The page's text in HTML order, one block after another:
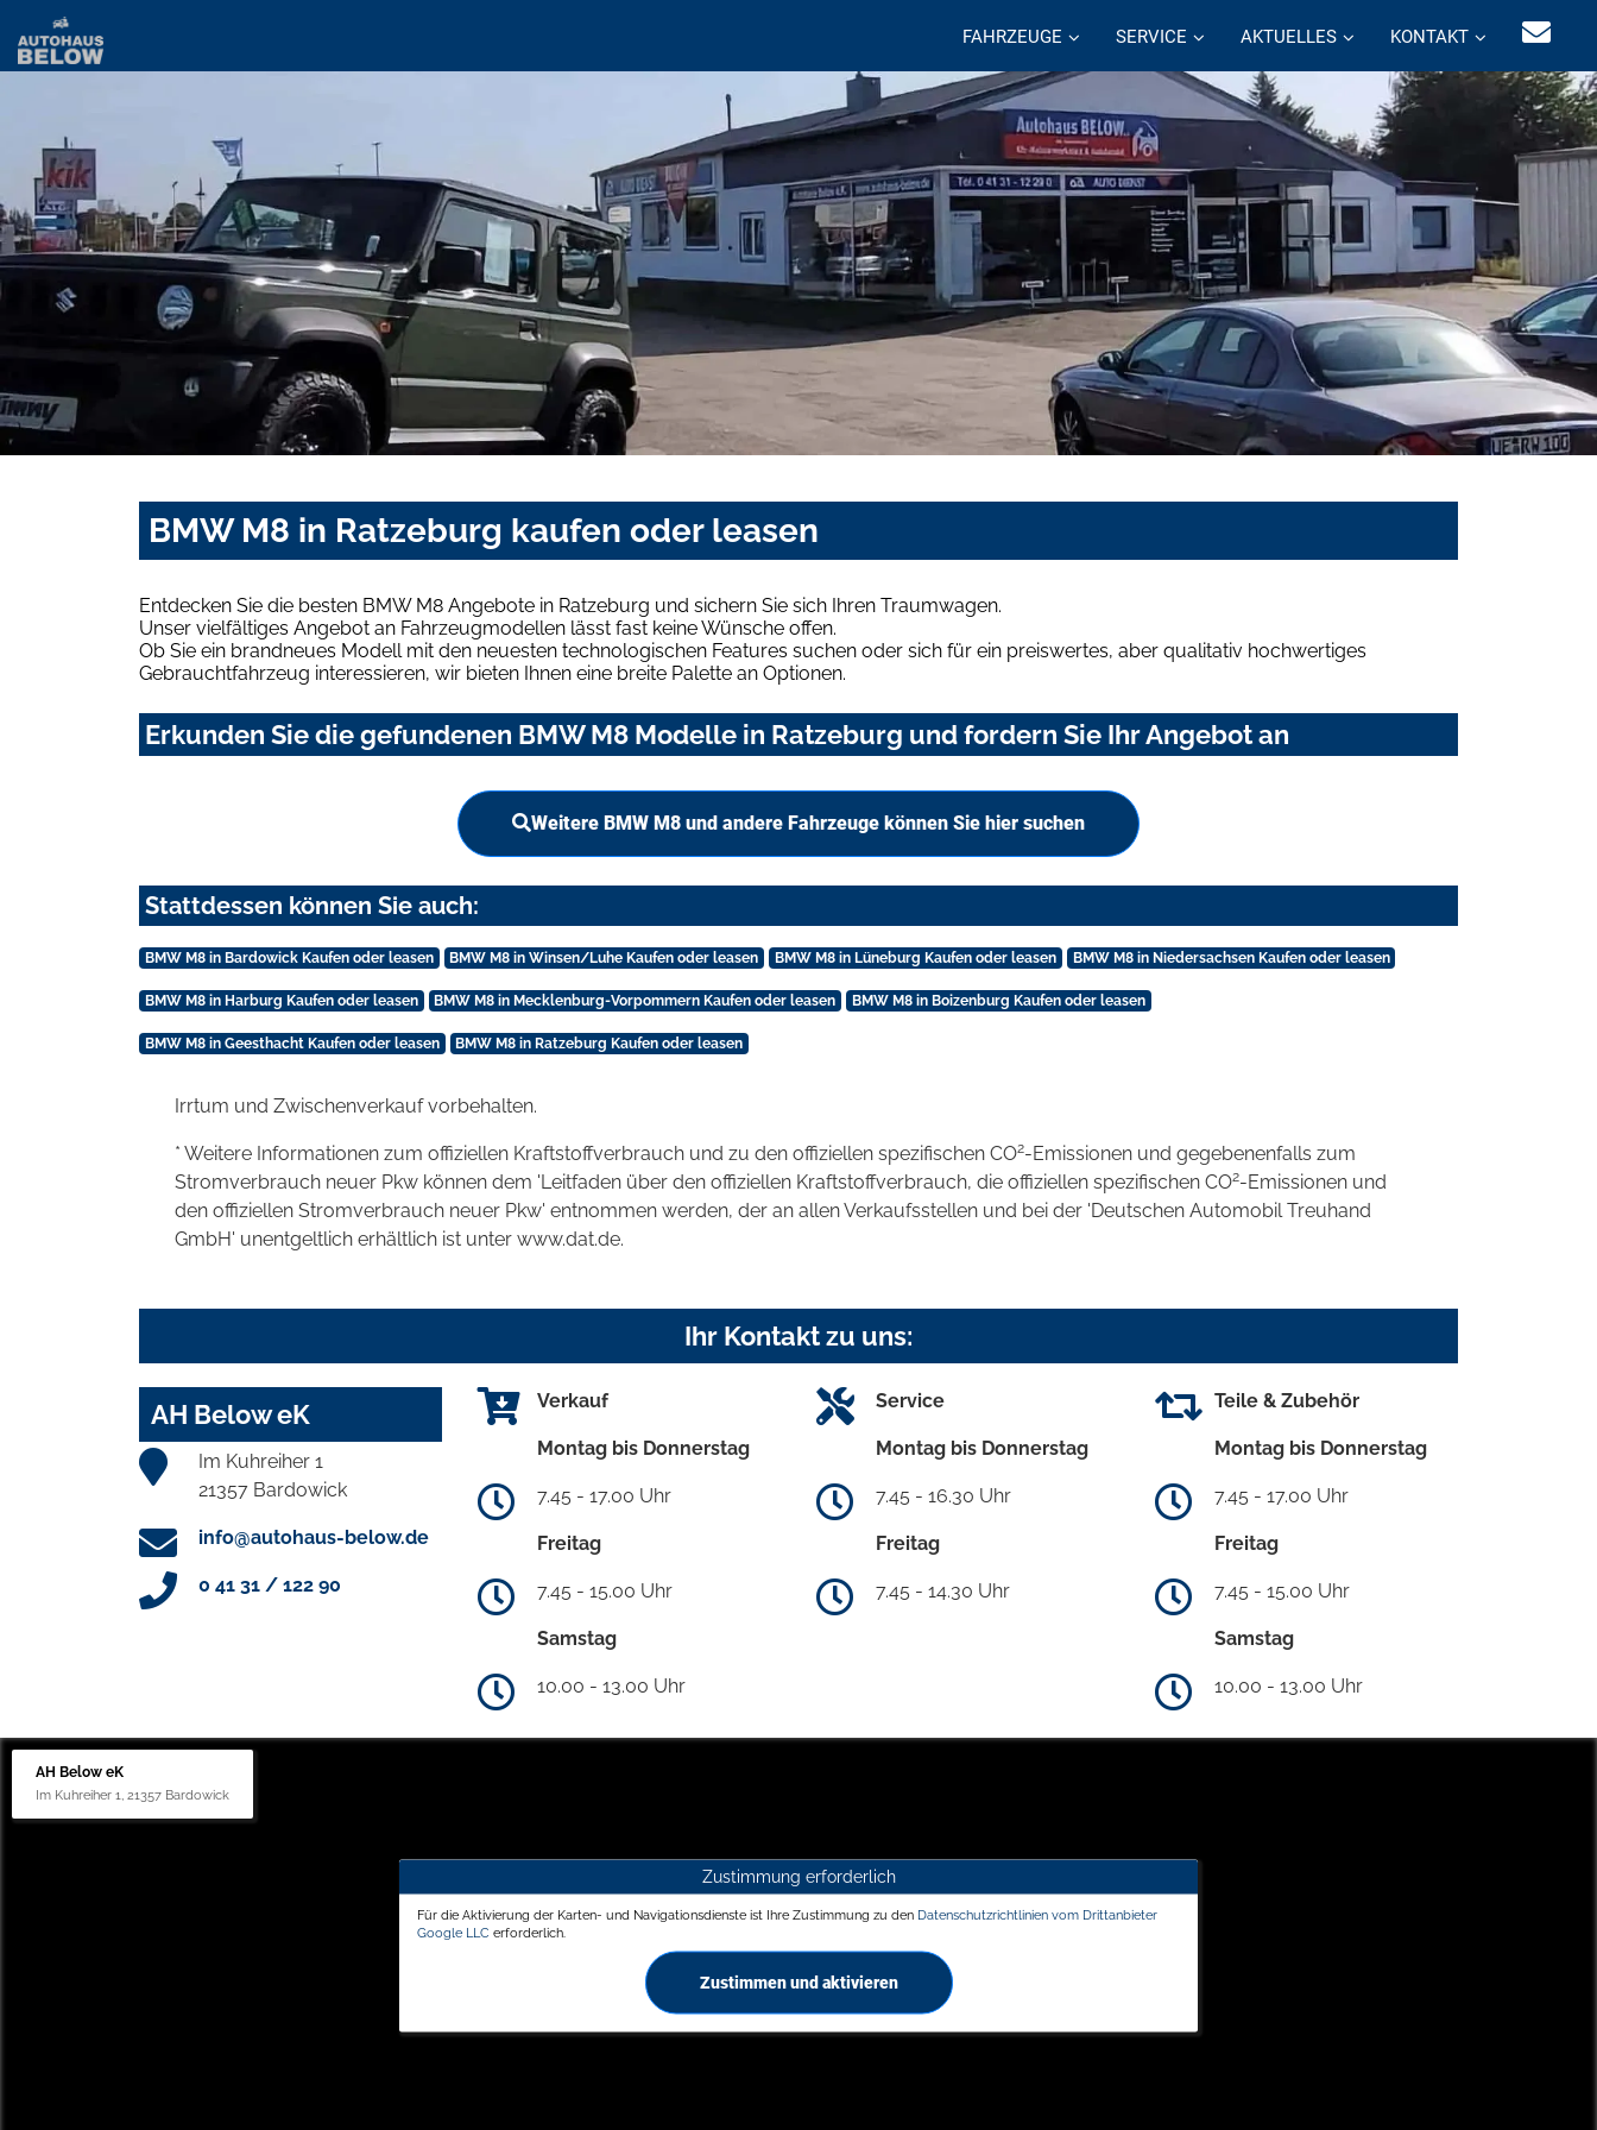
FAHRZEUGE SERVICE AKTUELLES KONTAKT
BMW M8 in Ratzeburg kaufen oder leasen
Entdecken Sie die besten BMW M8 Angebote in Ratzeburg und sichern Sie sich Ihren Traumwagen.
Unser vielfältiges Angebot an Fahrzeugmodellen lässt fast keine Wünsche offen.
Ob Sie ein brandneues Modell mit den neuesten technologischen Features suchen oder sich für ein preiswertes, aber qualitativ hochwertiges
Gebrauchtfahrzeug interessieren, wir bieten Ihnen eine breite Palette an Optionen.
Erkunden Sie die gefundenen BMW M8 Modelle in Ratzeburg und fordern Sie Ihr Angebot an
Weitere BMW M8 und andere Fahrzeuge können Sie hier suchen
Stattdessen können Sie auch:
BMW M8 in Bardowick Kaufen oder leasen BMW M8 in Winsen/Luhe Kaufen oder leasen BMW M8 in Lüneburg Kaufen oder leasen BMW M8 in Niedersachsen Kaufen oder leasen
BMW M8 in Harburg Kaufen oder leasen BMW M8 in Mecklenburg-Vorpommern Kaufen oder leasen BMW M8 in Boizenburg Kaufen oder leasen
BMW M8 in Geesthacht Kaufen oder leasen BMW M8 in Ratzeburg Kaufen oder leasen
Irrtum und Zwischenverkauf vorbehalten.
* Weitere Informationen zum offiziellen Kraftstoffverbrauch und zu den offiziellen spezifischen CO2-Emissionen und gegebenenfalls zum
Stromverbrauch neuer Pkw können dem 'Leitfaden über den offiziellen Kraftstoffverbrauch, die offiziellen spezifischen CO2-Emissionen und
den offiziellen Stromverbrauch neuer Pkw' entnommen werden, der an allen Verkaufsstellen und bei der 'Deutschen Automobil Treuhand
GmbH' unentgeltlich erhältlich ist unter www.dat.de.
Ihr Kontakt zu uns:
AH Below eK
Im Kuhreiher 1
21357 Bardowick
info@autohaus-below.de
0 41 31 / 122 90
Verkauf
Montag bis Donnerstag
7.45 - 17.00 Uhr
Freitag
7.45 - 15.00 Uhr
Samstag
10.00 - 13.00 Uhr
Service
Montag bis Donnerstag
7.45 - 16.30 Uhr
Freitag
7.45 - 14.30 Uhr
Teile & Zubehör
Montag bis Donnerstag
7.45 - 17.00 Uhr
Freitag
7.45 - 15.00 Uhr
Samstag
10.00 - 13.00 Uhr
AH Below eK
Im Kuhreiher 1, 21357 Bardowick
Zustimmung erforderlich
Für die Aktivierung der Karten- und Navigationsdienste ist Ihre Zustimmung zu den Datenschutzrichtlinien vom Drittanbieter
Google LLC erforderlich.
Zustimmen und aktivieren